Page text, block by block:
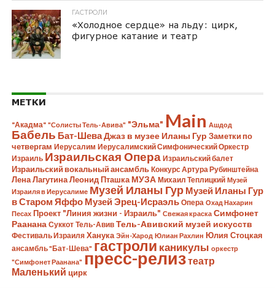
ГАСТРОЛИ
«Холодное сердце» на льду: цирк,
фигурное катание и театр
МЕТКИ
"Акадма" "Солисты Тель-Авива" "Эльма" Main Ашдод
Бабель Бат-ШеваДжаз в музее Иланы Гур Заметки по
четвергам Иерусалим Иерусалимский Симфонический Оркестр
Израиль Израильская Опера Израильский балет
Израильский вокальный ансамбль Конкурс Артура Рубинштейна
Лена Лагутина Леонид Пташка МУЗА Михаил Теплицкий Музей
Израиля в Иерусалиме Музей Иланы Гур Музей Иланы Гур
в Старом Яффо Музей Эрец-Исраэль Опера Охад Нахарин
Песах Проект "Линия жизни - Израиль" Свежая краска Симфонет
Раанана Суккот Тель-Авив Тель-Авивский музей искусств
Фестиваль Израиля Ханука Эйн-Харод Юлиан Рахлин Юлия Стоцкая
ансамбль "Бат-Шева" гастроли каникулы оркестр
"Симфонет Раанана" пресс-релизтеатр
Маленький цирк